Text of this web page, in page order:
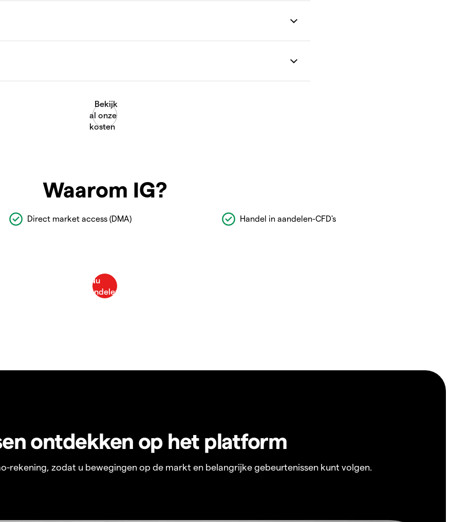
Waarom IG?
Direct market access (DMA) Handel in aandelen-CFD's
ontdekken op het platform
rekening, zodat u bewegingen op de markt en belangrijke gebeurtenissen kunt volgen.